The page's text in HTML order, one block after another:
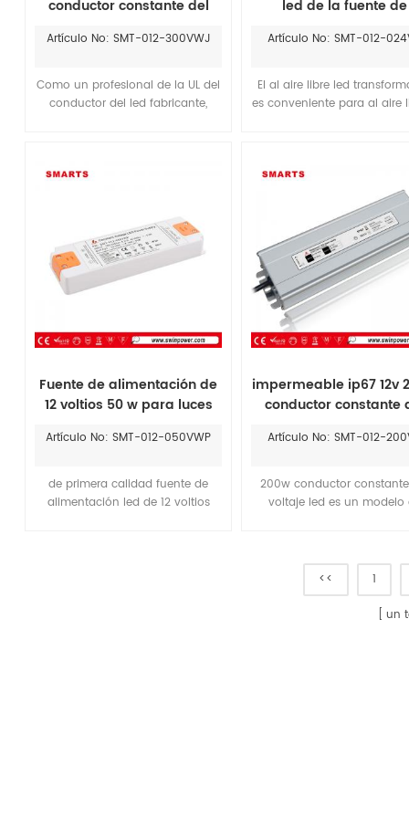
conductor constante del
fabricantes
Artículo No: SMT-012-300VWJ
Como un profesional de la UL del
conductor del led fabricante,
conductores del LED con la más
no-atenuación de los
conductores es mejor que la de
ES o hace.
led de la fuente de
iluminación led
Artículo No: SMT-012-
El al aire libre led
es conveniente para al aire
reemplazar meanwell 24w
fuente de alimentación
instalar en un lugar
Fuente de alimentación de
12 voltios 50 w para luces
Artículo No: SMT-012-050VWP
de primera calidad fuente de
alimentación led de 12 voltios
impermeable ip67 12v
conductor constante
iluminación del led
Artículo No: SMT-012-
200w conductor
voltaje led es un modelo
serie no tienen ningún tipo
certificado.es adecuado
sur de Asia el
<< 1
un